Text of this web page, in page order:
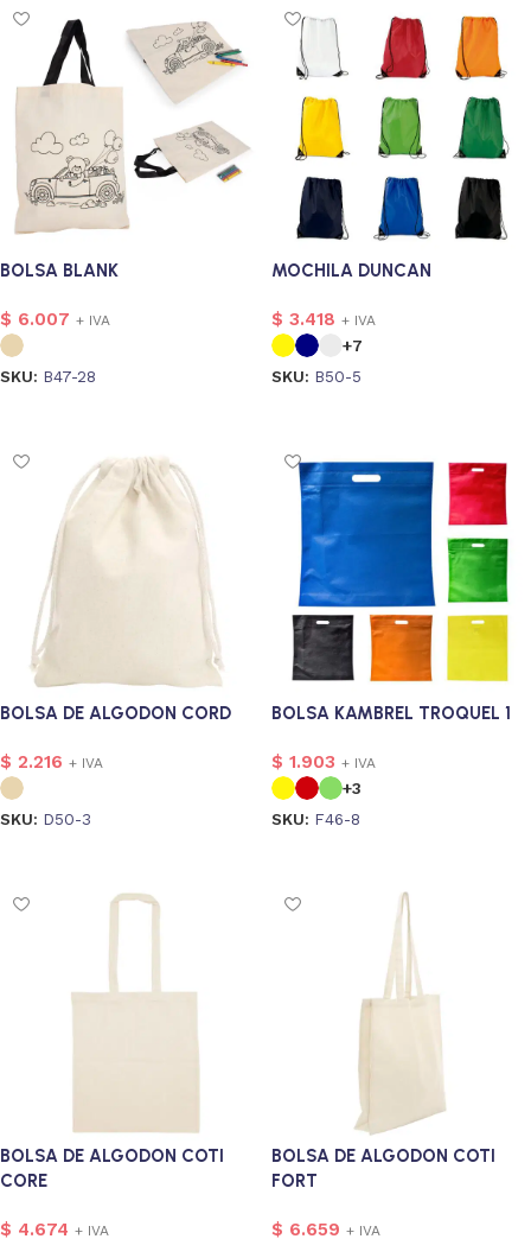
BOLSA BLANK
$ 6.007 + IVA
SKU: B47-28
MOCHILA DUNCAN
$ 3.418 + IVA
+7
SKU: B50-5
BOLSA DE ALGODON CORD
$ 2.216 + IVA
SKU: D50-3
BOLSA KAMBREL TROQUEL 1
$ 1.903 + IVA
+3
SKU: F46-8
BOLSA DE ALGODON COTI
CORE
$ 4.674 + IVA
BOLSA DE ALGODON COTI
FORT
$ 6.659 + IVA